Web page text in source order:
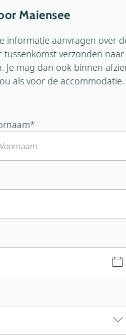
Maiensee
informatie aanvragen over
verzonden
Je mag dan ook binnen
als voor de accommodatie.
*